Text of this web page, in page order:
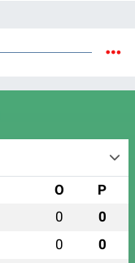
O P
0 0
0 0